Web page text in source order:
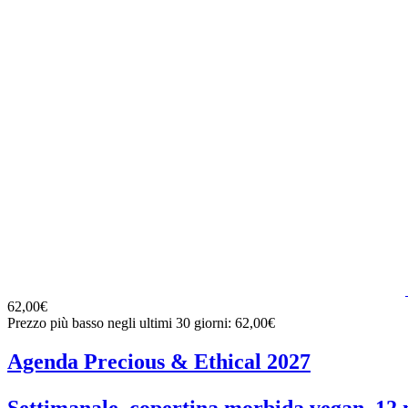
62,00€
Prezzo più basso negli ultimi 30 giorni: 62,00€
Agenda Precious & Ethical 2027